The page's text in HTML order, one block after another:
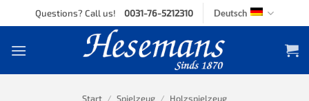
to
Questions? Call us! 0031-76-5212310 Deutsch
Start / Spielzeug / Holzspielzeug